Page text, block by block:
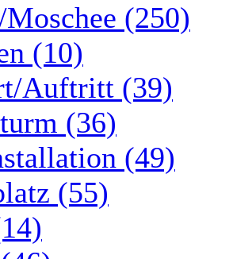
(250)
(10)
Auftritt (39)
(36)
(49)
(55)